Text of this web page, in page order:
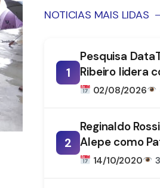
NOTICIAS MAIS LIDAS
1
Pesquisa
Ribeiro lidera
vantagem na
02/08/2026
2
Reginaldo
Alepe como
14/10/2020